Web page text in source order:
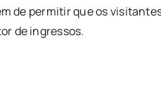
de permitir que os
de ingressos.